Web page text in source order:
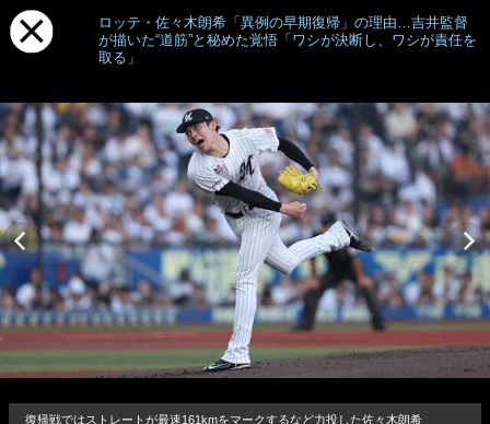
ロッテ・佐々木朗希「異例の早期復帰」の理由…吉井監督
が描いた“道筋”と秘めた覚悟「ワシが決断し、ワシが責任を
取る」
復帰戦ではストレートが最速161kmをマークするなど力投した佐々木朗希